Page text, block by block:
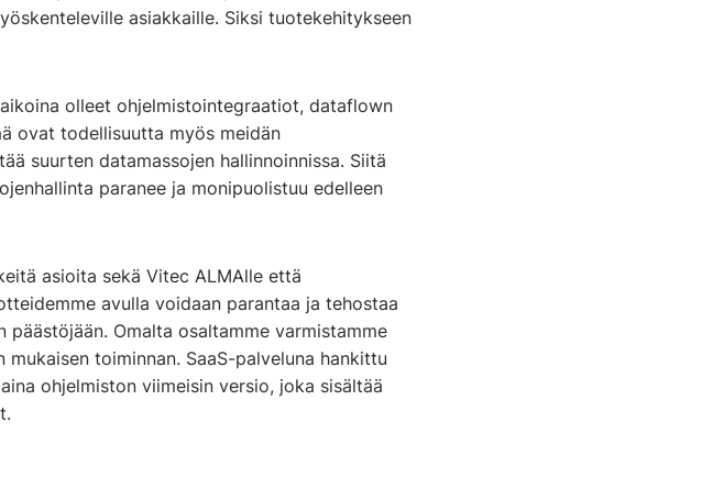
asiakkaille. Siksi tuotekehitykseen
olleet ohjelmistointegraatiot, dataflown
ovat todellisuutta myös meidän
suurten datamassojen hallinnoinnissa. Siitä
paranee ja monipuolistuu edelleen
asioita sekä Vitec ALMAlle että
avulla voidaan parantaa ja tehostaa
Omalta osaltamme varmistamme
toiminnan. SaaS-palveluna hankittu
ohjelmiston viimeisin versio, joka sisältää